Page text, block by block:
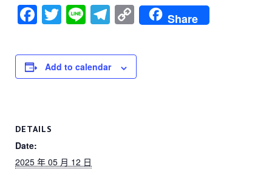
F
c
e
o
k
T
tt
er
Li
e
T
e
gr
C
o
p
y
Share
Add to calendar
DETAILS
Date:
2025 年 05 月 12 日